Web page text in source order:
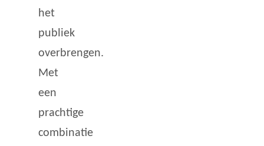
het
publiek
overbrengen.
Met
een
prachtige
combinatie